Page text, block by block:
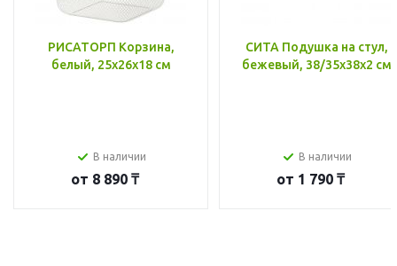
РИСАТОРП Корзина,
белый, 25x26x18 см
В наличии
от 8 890 ₸
СИТА Подушка на стул,
бежевый, 38/35x38x2 см
В наличии
от 1 790 ₸